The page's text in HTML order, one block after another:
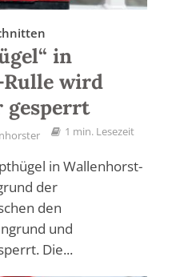
in
wird
gesperrt
1 min. Lesezeit
in Wallenhorst-
der
den
und
Die...